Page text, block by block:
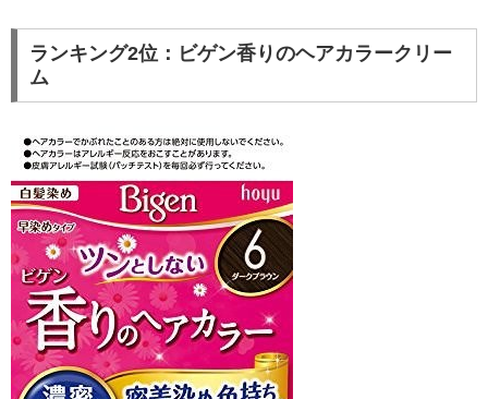
ランキング2位：ビゲン香りのヘアカラークリー
ム